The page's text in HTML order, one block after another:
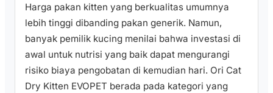
Harga pakan kitten yang berkualitas umumnya
lebih tinggi dibanding pakan generik. Namun,
banyak pemilik kucing menilai bahwa investasi di
awal untuk nutrisi yang baik dapat mengurangi
risiko biaya pengobatan di kemudian hari. Ori Cat
Dry Kitten EVOPET berada pada kategori yang